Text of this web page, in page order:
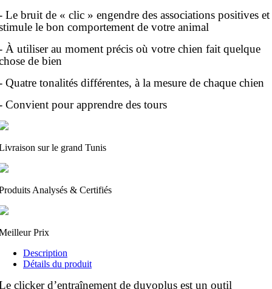
Le bruit de « clic » engendre des associations positives et
le bon comportement de votre animal
À utiliser au moment précis où votre chien fait quelque
de bien
Quatre tonalités différentes, à la mesure de chaque chien
Convient pour apprendre des tours
sur le grand Tunis
Analysés & Certifiés
Prix
Description
Détails du produit
clicker d’entraînement de duvoplus est un outil